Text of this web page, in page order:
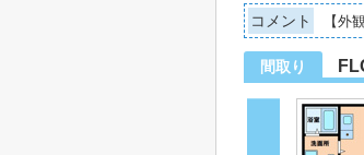
コメント 【外
間取り